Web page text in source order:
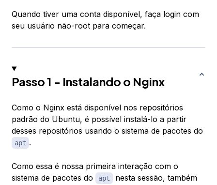
Quando tiver uma conta disponível, faça login com
seu usuário não-root para começar.
Passo 1 - Instalando o Nginx
Como o Nginx está disponível nos repositórios
padrão do Ubuntu, é possível instalá-lo a partir
desses repositórios usando o sistema de pacotes do
apt .
Como essa é nossa primeira interação com o
sistema de pacotes do
apt
nesta sessão, também